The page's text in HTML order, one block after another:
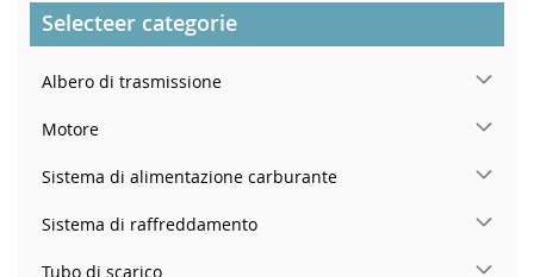
Selecteer categorie
Albero di trasmissione
Motore
Sistema di alimentazione carburante
Sistema di raffreddamento
Tubo di scarico